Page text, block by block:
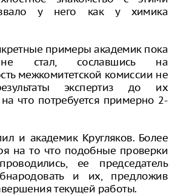
у него как у химика
примеры академик пока
не стал, сославшись на
межкомитетской комиссии не
экспертиз до их
что потребуется примерно 2-
и академик Кругляков. Более
на то что подобные проверки
ее председатель
и их, предложив
текущей работы.